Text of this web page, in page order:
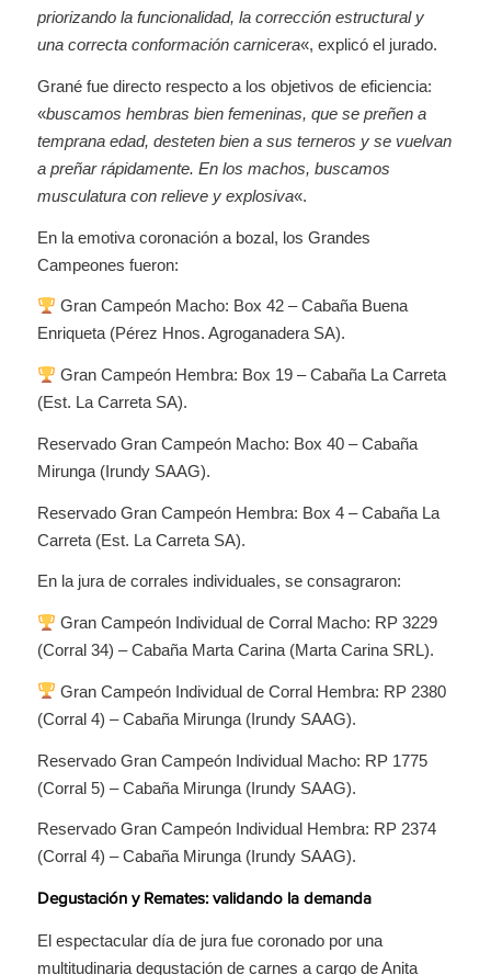
priorizando la funcionalidad, la corrección estructural y
una correcta conformación carnicera«, explicó el jurado.
Grané fue directo respecto a los objetivos de eficiencia:
«buscamos hembras bien femeninas, que se preñen a
temprana edad, desteten bien a sus terneros y se vuelvan
a preñar rápidamente. En los machos, buscamos
musculatura con relieve y explosiva«.
En la emotiva coronación a bozal, los Grandes
Campeones fueron:
Gran Campeón Macho: Box 42 – Cabaña Buena
Enriqueta (Pérez Hnos. Agroganadera SA).
Gran Campeón Hembra: Box 19 – Cabaña La Carreta
(Est. La Carreta SA).
Reservado Gran Campeón Macho: Box 40 – Cabaña
Mirunga (Irundy SAAG).
Reservado Gran Campeón Hembra: Box 4 – Cabaña La
Carreta (Est. La Carreta SA).
En la jura de corrales individuales, se consagraron:
Gran Campeón Individual de Corral Macho: RP 3229
(Corral 34) – Cabaña Marta Carina (Marta Carina SRL).
Gran Campeón Individual de Corral Hembra: RP 2380
(Corral 4) – Cabaña Mirunga (Irundy SAAG).
Reservado Gran Campeón Individual Macho: RP 1775
(Corral 5) – Cabaña Mirunga (Irundy SAAG).
Reservado Gran Campeón Individual Hembra: RP 2374
(Corral 4) – Cabaña Mirunga (Irundy SAAG).
Degustación y Remates: validando la demanda
El espectacular día de jura fue coronado por una
multitudinaria degustación de carnes a cargo de Anita